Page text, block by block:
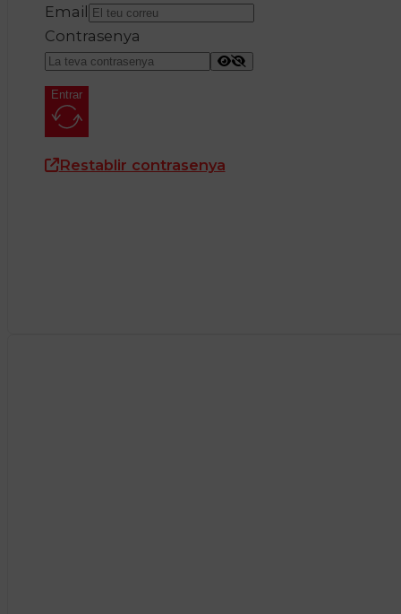
Email
Contrasenya
Entrar
Restablir contrasenya